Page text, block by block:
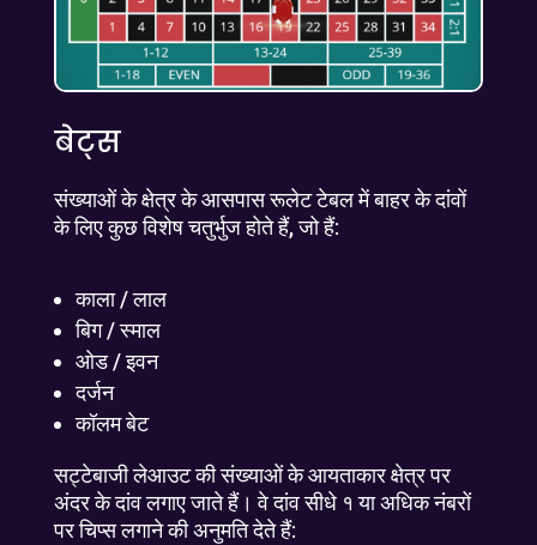
बेट्स
संख्याओं के क्षेत्र के आसपास रूलेट टेबल में बाहर के दांवों
के लिए कुछ विशेष चतुर्भुज होते हैं, जो हैं:
काला / लाल
बिग / स्माल
ओड / इवन
दर्जन
कॉलम बेट
सट्टेबाजी लेआउट की संख्याओं के आयताकार क्षेत्र पर
अंदर के दांव लगाए जाते हैं। वे दांव सीधे १ या अधिक नंबरों
पर चिप्स लगाने की अनुमति देते हैं: